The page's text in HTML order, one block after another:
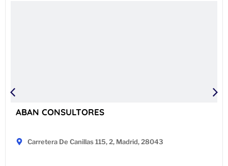
ABAN CONSULTORES
Carretera De Canillas 115, 2, Madrid, 28043